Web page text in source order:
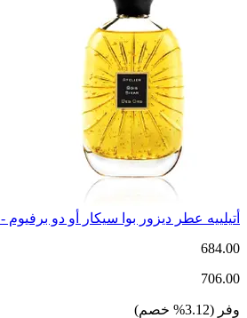
أتيلييه عطر ديزور بوا سيكار أو دو برفيوم - 100 مل
684.00
706.00
وفر (
3.12
% خصم)